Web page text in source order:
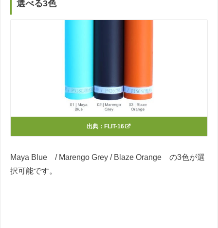
選べる3色
出典： FLIT-16
Maya Blue / Marengo Grey / Blaze Orange の3色が選
択可能です。